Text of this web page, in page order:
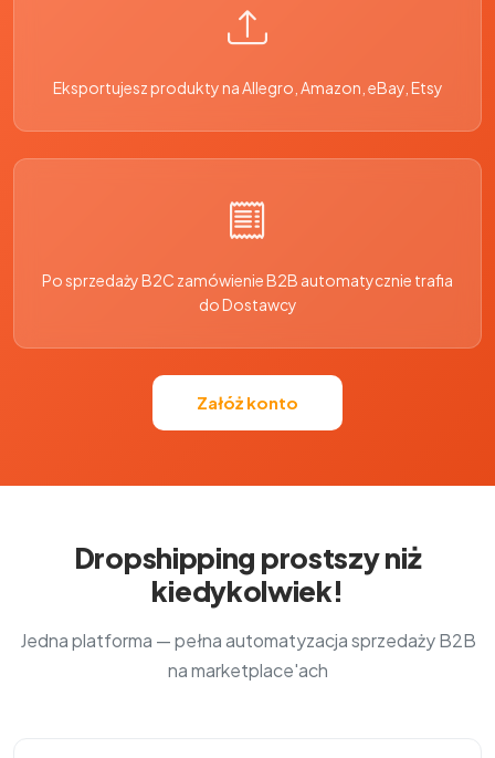
Eksportujesz produkty na Allegro, Amazon, eBay, Etsy
Po sprzedaży B2C zamówienie B2B automatycznie trafia
do Dostawcy
Załóż konto
Dropshipping prostszy niż
kiedykolwiek!
Jedna platforma — pełna automatyzacja sprzedaży B2B
na marketplace'ach